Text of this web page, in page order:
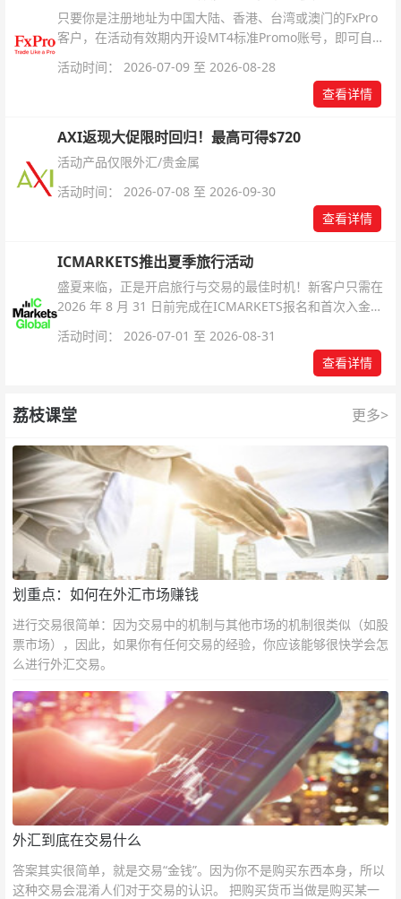
只要你是注册地址为中国大陆、香港、台湾或澳门的FxPro
客户，在活动有效期内开设MT4标准Promo账号，即可自动
活动时间： 2026-07-09 至 2026-08-28
查看详情
AXI返现大促限时回归！最高可得$720
活动产品仅限外汇/贵金属
活动时间： 2026-07-08 至 2026-09-30
查看详情
ICMARKETS推出夏季旅行活动
盛夏来临，正是开启旅行与交易的最佳时机！新客户只需在
2026 年 8 月 31 日前完成在ICMARKETS报名和首次入金即
活动时间： 2026-07-01 至 2026-08-31
查看详情
荔枝课堂 更多>
划重点：如何在外汇市场赚钱
进行交易很简单：因为交易中的机制与其他市场的机制很类似（如股
票市场），因此，如果你有任何交易的经验，你应该能够很快学会怎
么进行外汇交易。
外汇到底在交易什么
答案其实很简单，就是交易“金钱”。因为你不是购买东西本身，所以
这种交易会混淆人们对于交易的认识。 把购买货币当做是购买某一